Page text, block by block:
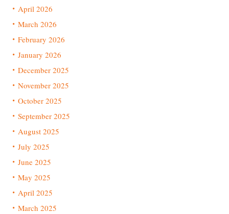
April 2026
March 2026
February 2026
January 2026
December 2025
November 2025
October 2025
September 2025
August 2025
July 2025
June 2025
May 2025
April 2025
March 2025